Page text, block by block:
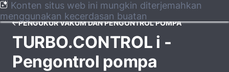
Konten situs web ini mungkin diterjemahkan
menggunakan kecerdasan buatan
PENGUKUR VAKUM DAN PENGONTROL POMPA
TURBO.CONTROL i -
Pengontrol pompa